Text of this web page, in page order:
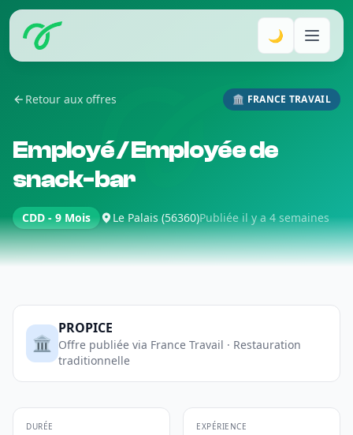
🌙
Retour aux offres 🏛️ FRANCE TRAVAIL
Employé / Employée de
snack-bar
CDD - 9 Mois Le Palais (56360)Publiée il y a 4 semaines
🏛️
PROPICE
Offre publiée via France Travail · Restauration
traditionnelle
DURÉE EXPÉRIENCE